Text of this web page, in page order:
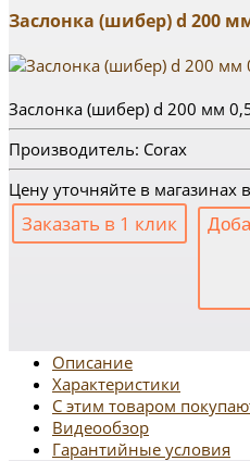
Заслонка (шибер) d 200
Заслонка (шибер) d 200 мм
Производитель: Corax
Цену уточняйте в магазинах
Заказать в 1 клик
Описание
Характеристики
С этим товаром
Видеообзор
Гарантийные условия